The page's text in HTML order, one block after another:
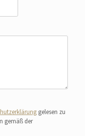
gelesen zu
gemäß der